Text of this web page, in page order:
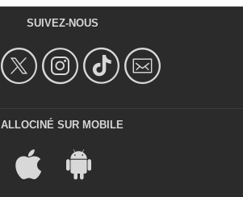
SUIVEZ-NOUS
ALLOCINÉ SUR MOBILE